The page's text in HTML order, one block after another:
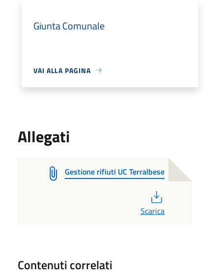
Giunta Comunale
VAI ALLA PAGINA
Allegati
Gestione rifiuti UC Terralbese
Scarica
Contenuti correlati